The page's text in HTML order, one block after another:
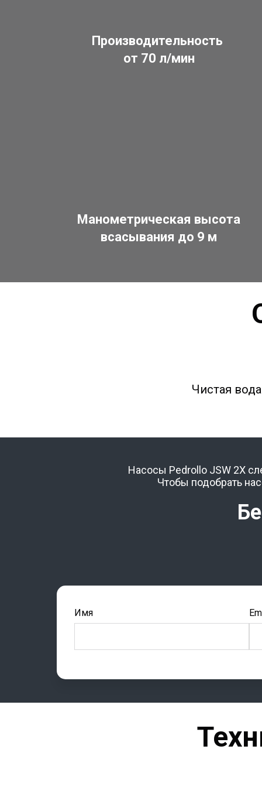
Производительность
от 70 л/мин
Манометрическая высота
всасывания до 9 м
Чистая вода
Насосы Pedrollo JSW 2X
Чтобы подобрать
Имя